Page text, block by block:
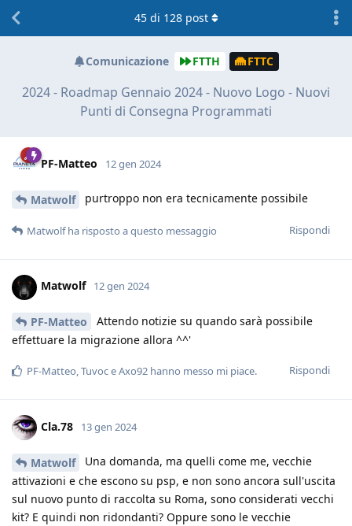
Comunicazione FTTH FTTC
2024 - Roadmap Gennaio 2024 - Nuovo Logo - Nuovi
Punti di Consegna Programmati
45di 128post
PF-Matteo 12 gen 2024
Matwolf purtroppo non era tecnicamente possibile
Rispondi
Matwolfha risposto a questo messaggio
Matwolf 12 gen 2024
PF-Matteo
Attendo notizie su quando sarà possibile
effettuare la migrazione allora ^^'
Rispondi
PF-Matteo,TuvoceAxo92 hanno messo mi piace.
Cla.78 13 gen 2024
Matwolf
Una domanda, ma quelli come me, vecchie
attivazioni e che escono su psp, e non sono ancora sull'uscita
sul nuovo punto di raccolta su Roma, sono considerati vecchi
kit? E quindi non ridondanti? Oppure sono le vecchie